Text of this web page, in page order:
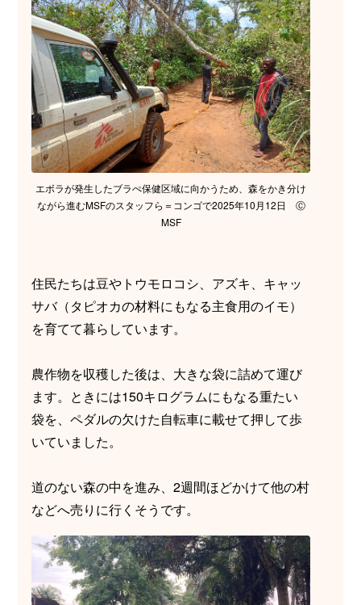
エボラが発生したブラぺ保健区域に向かうため、森をかき分け
ながら進むMSFのスタッフら＝コンゴで2025年10月12日 Ⓒ
MSF
住民たちは豆やトウモロコシ、アズキ、キャッ
サバ（タピオカの材料にもなる主食用のイモ）
を育てて暮らしています。
農作物を収穫した後は、大きな袋に詰めて運び
ます。ときには150キログラムにもなる重たい
袋を、ペダルの欠けた自転車に載せて押して歩
いていました。
道のない森の中を進み、2週間ほどかけて他の村
などへ売りに行くそうです。